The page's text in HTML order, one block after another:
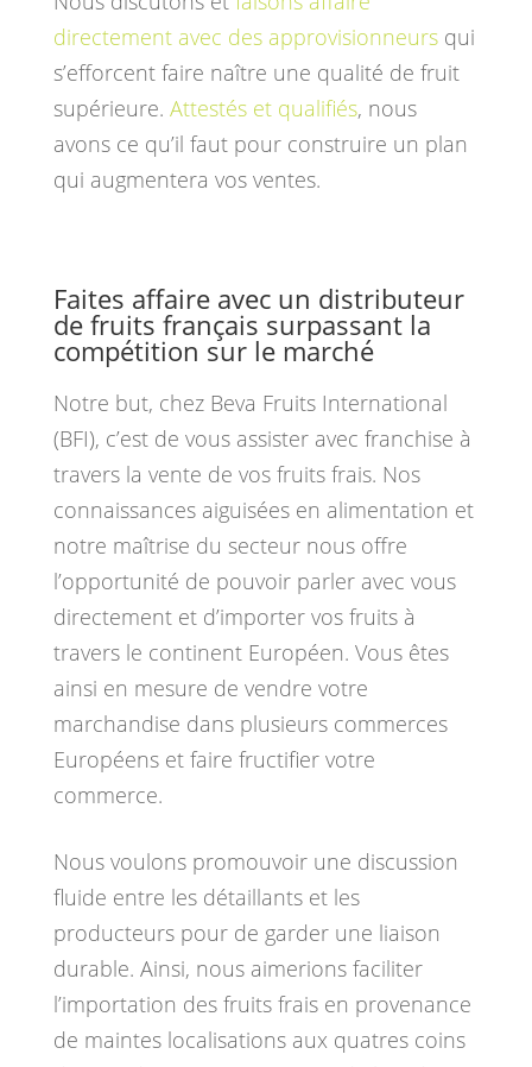
directement avec des approvisionneursqui
s’efforcent faire naître une qualité de fruit
supérieure. Attestés et qualifiés, nous
avons ce qu’il faut pour construire un plan
qui augmentera vos ventes.
Faites affaire avec un distributeur
de fruits français surpassant la
compétition sur le marché
Notre but, chez Beva Fruits International
(BFI), c’est de vous assister avec franchise à
travers la vente de vos fruits frais. Nos
connaissances aiguisées en alimentation et
notre maîtrise du secteur nous offre
l’opportunité de pouvoir parler avec vous
directement et d’importer vos fruits à
travers le continent Européen. Vous êtes
ainsi en mesure de vendre votre
marchandise dans plusieurs commerces
Européens et faire fructifier votre
commerce.
Nous voulons promouvoir une discussion
fluide entre les détaillants et les
producteurs pour de garder une liaison
durable. Ainsi, nous aimerions faciliter
l’importation des fruits frais en provenance
de maintes localisations aux quatres coins